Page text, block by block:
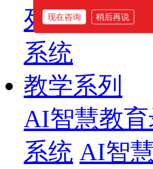
列 智慧影
系统
教学系列
AI智慧教
系统 AI智
现在咨询 稍后再说